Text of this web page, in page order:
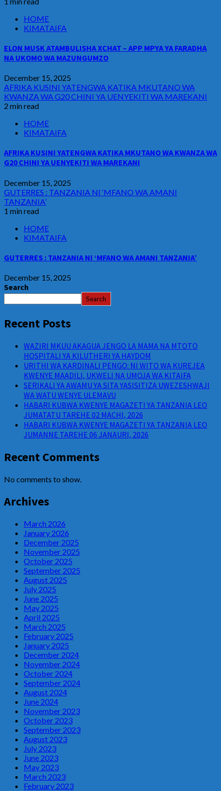
HOME
KIMATAIFA
ELON MUSK ATAMBULISHA XCHAT – APP MPYA YA FARADHA
NA UKOMO WA MAZUNGUMZO
December 15, 2025
AFRIKA KUSINI YATENGWA KATIKA MKUTANO WA
KWANZA WA G20 CHINI YA UENYEKITI WA MAREKANI
2 min read
HOME
KIMATAIFA
AFRIKA KUSINI YATENGWA KATIKA MKUTANO WA KWANZA WA
G20 CHINI YA UENYEKITI WA MAREKANI
December 15, 2025
GUTERRES : TANZANIA NI ‘MFANO WA AMANI
TANZANIA’
1 min read
HOME
KIMATAIFA
GUTERRES : TANZANIA NI ‘MFANO WA AMANI TANZANIA’
December 15, 2025
Search
Search
Recent Posts
WAZIRI MKUU AKAGUA JENGO LA MAMA NA MTOTO
HOSPITALI YA KILUTHERI YA HAYDOM
URITHI WA KARDINALI PENGO: NI WITO WA KUREJEA
KWENYE MAADILI, UKWELI NA UMOJA WA KITAIFA
SERIKALI YA AWAMU YA SITA YASISITIZA UWEZESHWAJI
WA WATU WENYE ULEMAVU
HABARI KUBWA KWENYE MAGAZETI YA TANZANIA LEO
JUMATATU TAREHE 02 MACHI, 2026
HABARI KUBWA KWENYE MAGAZETI YA TANZANIA LEO
JUMANNE TAREHE 06 JANAURI, 2026
Recent Comments
No comments to show.
Archives
March 2026
January 2026
December 2025
November 2025
October 2025
September 2025
August 2025
July 2025
June 2025
May 2025
April 2025
March 2025
February 2025
January 2025
December 2024
November 2024
October 2024
September 2024
August 2024
June 2024
November 2023
October 2023
September 2023
August 2023
July 2023
June 2023
May 2023
March 2023
February 2023